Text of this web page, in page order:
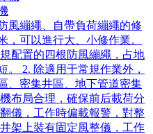
風繃繩、自帶負荷繃繩的修
可以進行大、小修作業。
配置的四根防風繃繩，占地
。 2. 除適用于常規作業外，
、密集井區、地下管道密集
布局合理，確保前后載荷分
儀，工作時偏載報警，對整
架上裝有固定風整儀，工作